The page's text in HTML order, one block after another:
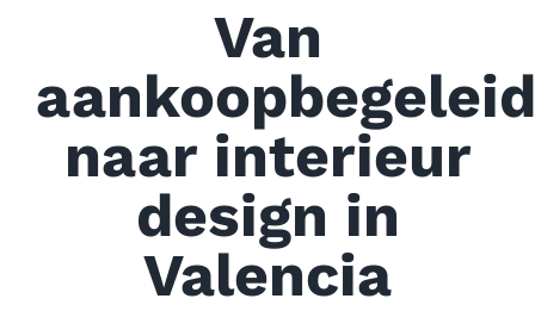
Vastgoed
Testimonials
Over Ons
Van
naar interieur
design in
Valencia